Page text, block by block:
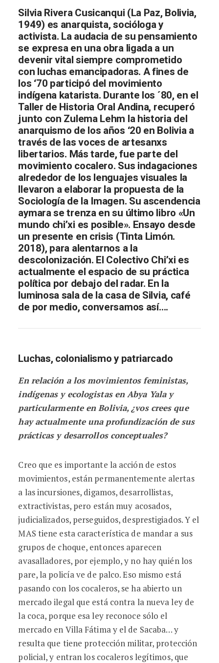
Silvia Rivera Cusicanqui (La Paz, Bolivia,
1949) es anarquista, socióloga y
activista. La audacia de su pensamiento
se expresa en una obra ligada a un
devenir vital siempre comprometido
con luchas emancipadoras. A fines de
los ‘70 participó del movimiento
indígena katarista. Durante los ´80, en el
Taller de Historia Oral Andina, recuperó
junto con Zulema Lehm la historia del
anarquismo de los años ‘20 en Bolivia a
través de las voces de artesanxs
libertarios. Más tarde, fue parte del
movimiento cocalero. Sus indagaciones
alrededor de los lenguajes visuales la
llevaron a elaborar la propuesta de la
Sociología de la Imagen. Su ascendencia
aymara se trenza en su último libro «Un
mundo chi’xi es posible». Ensayo desde
un presente en crisis (Tinta Limón.
2018), para alentarnos a la
descolonización. El Colectivo Chi’xi es
actualmente el espacio de su práctica
política por debajo del radar.En la
luminosa sala de la casa de Silvia, café
de por medio, conversamos así….
Luchas, colonialismo y patriarcado
En relación a los movimientos feministas,
indígenas y ecologistas en Abya Yala y
particularmente en Bolivia, ¿vos crees que
hay actualmente una profundización de sus
prácticas y desarrollos conceptuales?
Creo que es importante la acción de estos
movimientos, están permanentemente alertas
a las incursiones, digamos, desarrollistas,
extractivistas, pero están muy acosados,
judicializados, perseguidos, desprestigiados. Y el
MAS tiene esta característica de mandar a sus
grupos de choque, entonces aparecen
avasalladores, por ejemplo, y no hay quién los
pare, la policía ve de palco. Eso mismo está
pasando con los cocaleros, se ha abierto un
mercado ilegal que está contra la nueva ley de
la coca, porque esa ley reconoce sólo el
mercado en Villa Fátima y el de Sacaba… y
resulta que tiene protección militar, protección
policial, y entran los cocaleros legítimos, que